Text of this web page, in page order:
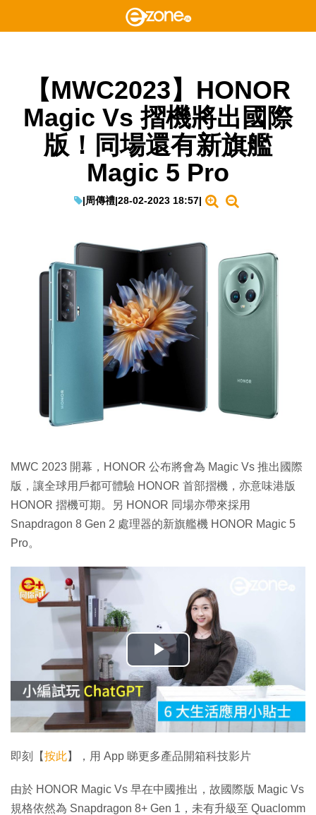
【MWC2023】HONOR
Magic Vs 摺機將出國際
版！同場還有新旗艦
Magic 5 Pro
|周傳禮|28-02-2023 18:57|
MWC 2023 開幕，HONOR 公布將會為 Magic Vs 推出國際
版，讓全球用戶都可體驗 HONOR 首部摺機，亦意味港版
HONOR 摺機可期。另 HONOR 同場亦帶來採用
Snapdragon 8 Gen 2 處理器的新旗艦機 HONOR Magic 5
Pro。
播
放
影
片
即刻【按此】，用 App 睇更多產品開箱科技影片
由於 HONOR Magic Vs 早在中國推出，故國際版 Magic Vs
規格依然為 Snapdragon 8+ Gen 1，未有升級至 Quaclomm